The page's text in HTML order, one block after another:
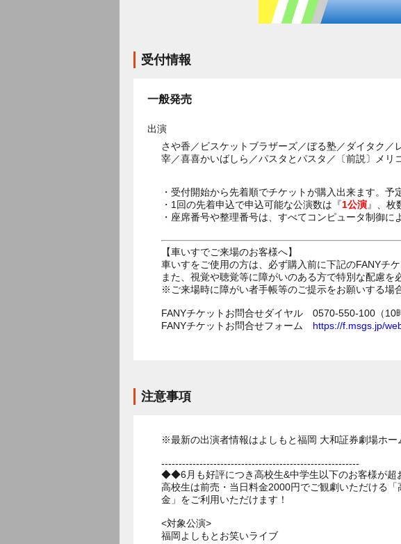
受付情報
一般発売
出演
さや香／ビスケットブラザーズ／ぼる塾／ダイタク
宰／喜喜かいばしら／パスタとパスタ／〔前説〕メリ
・受付開始から先着順でチケットが購入出来ます。予
・1回の先着申込で申込可能な公演数は『1公演』、枚
・座席番号や整理番号は、すべてコンピュータ制御に
【車いすでご来場のお客様へ】
車いすをご使用の方は、必ず購入前に下記のFANYチ
また、視覚や聴覚等に障がいのある方で特別な配慮を
※ご来場時に障がい者手帳等のご提示をお願いする場
FANYチケットお問合せダイヤル 0570-550-100（10
FANYチケットお問合せフォーム https://f.msgs.jp/
注意事項
※最新の出演者情報はよしもと福岡 大和証券劇場ホー
---------------------------------------------------------
◆◆6月も好評につき高校生&中学生以下のお客様が
高校生は前売・当日料金2000円でご観劇いただける
金」をご利用いただけます！
<対象公演>
福岡よしもとお笑いライブ